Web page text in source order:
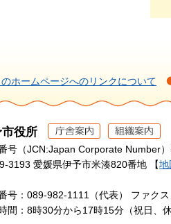
のホームページへのリンクについて
役所
号（JCN:Japan Corporate Number
3193 愛媛県伊予市米湊820番地 【地
号：089-982-1111（代表）
ファク
間：8時30分から17時15分（祝日、